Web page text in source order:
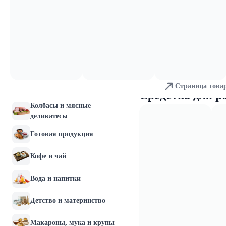
Колбасы и мясные
деликатесы
Готовая продукция
Кофе и чай
Вода и напитки
Детство и материнство
Макароны, мука и крупы
Средства для
Страница